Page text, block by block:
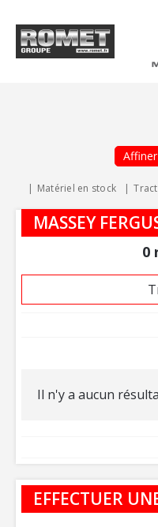
Matériel en stock
MASSEY
0
Il n'y a aucun
EFFECTUER